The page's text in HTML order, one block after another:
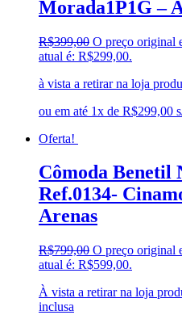
Morada1P1G –
R$399,00 O preço original
atual é: R$299,00.
à vista a retirar na loja
ou em até 1x de R$299,00
Oferta!
Cômoda Benetil
Ref.0134-
Arenas
R$799,00 O preço original
atual é: R$599,00.
À vista a retirar na loja
inclusa